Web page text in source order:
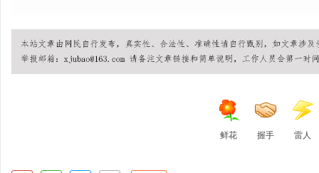
鲜花 握手 雷人